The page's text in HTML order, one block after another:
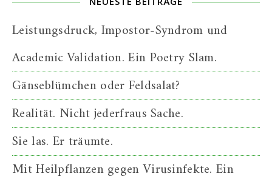
Leistungsdruck, Impostor-Syndrom und
Academic Validation. Ein Poetry Slam.
Gänseblümchen oder Feldsalat?
Realität. Nicht jederfraus Sache.
Sie las. Er träumte.
Mit Heilpflanzen gegen Virusinfekte. Ein